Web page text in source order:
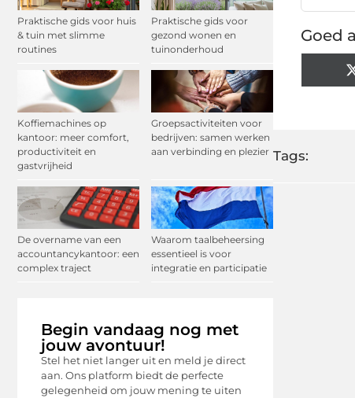
Praktische gids voor huis
& tuin met slimme
routines
Praktische gids voor
gezond wonen en
tuinonderhoud
Koffiemachines op
kantoor: meer comfort,
productiviteit en
gastvrijheid
Groepsactiviteiten voor
bedrijven: samen werken
aan verbinding en plezier
De overname van een
accountancykantoor: een
complex traject
Waarom taalbeheersing
essentieel is voor
integratie en participatie
Begin vandaag nog met
jouw avontuur!
Stel het niet langer uit en meld je direct
aan. Ons platform biedt de perfecte
gelegenheid om jouw mening te uiten
Goed
Tags: